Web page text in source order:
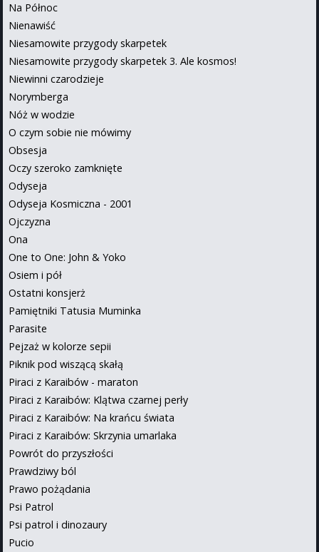
Na Północ
Nienawiść
Niesamowite przygody skarpetek
Niesamowite przygody skarpetek 3. Ale kosmos!
Niewinni czarodzieje
Norymberga
Nóż w wodzie
O czym sobie nie mówimy
Obsesja
Oczy szeroko zamknięte
Odyseja
Odyseja Kosmiczna - 2001
Ojczyzna
Ona
One to One: John & Yoko
Osiem i pół
Ostatni konsjerż
Pamiętniki Tatusia Muminka
Parasite
Pejzaż w kolorze sepii
Piknik pod wiszącą skałą
Piraci z Karaibów - maraton
Piraci z Karaibów: Klątwa czarnej perły
Piraci z Karaibów: Na krańcu świata
Piraci z Karaibów: Skrzynia umarlaka
Powrót do przyszłości
Prawdziwy ból
Prawo pożądania
Psi Patrol
Psi patrol i dinozaury
Pucio